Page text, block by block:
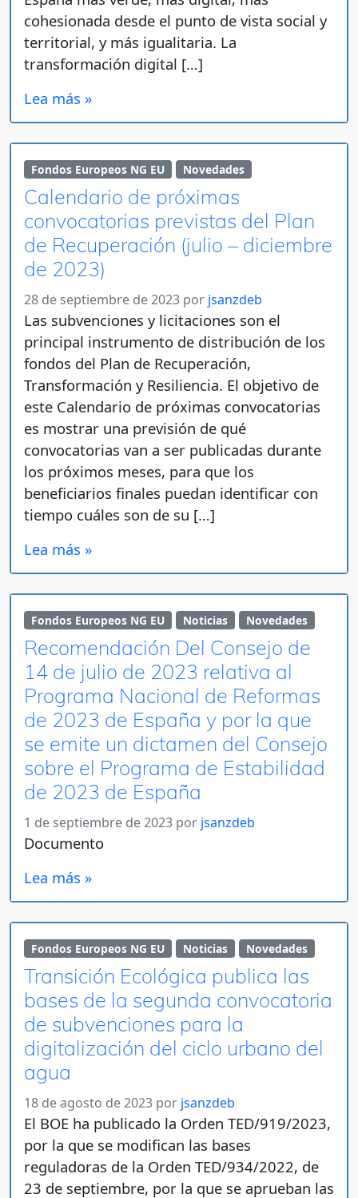
cohesionada desde el punto de vista social y
territorial, y más igualitaria. La
transformación digital […]
Lea más »
Fondos Europeos NG EU Novedades
Calendario de próximas
convocatorias previstas del Plan
de Recuperación (julio – diciembre
de 2023)
28 de septiembre de 2023 por jsanzdeb
Las subvenciones y licitaciones son el
principal instrumento de distribución de los
fondos del Plan de Recuperación,
Transformación y Resiliencia. El objetivo de
este Calendario de próximas convocatorias
es mostrar una previsión de qué
convocatorias van a ser publicadas durante
los próximos meses, para que los
beneficiarios finales puedan identificar con
tiempo cuáles son de su […]
Lea más »
Fondos Europeos NG EU Noticias Novedades
Recomendación Del Consejo de
14 de julio de 2023 relativa al
Programa Nacional de Reformas
de 2023 de España y por la que
se emite un dictamen del Consejo
sobre el Programa de Estabilidad
de 2023 de España
1 de septiembre de 2023 por jsanzdeb
Documento
Lea más »
Fondos Europeos NG EU Noticias Novedades
Transición Ecológica publica las
bases de la segunda convocatoria
de subvenciones para la
digitalización del ciclo urbano del
agua
18 de agosto de 2023 por jsanzdeb
El BOE ha publicado la Orden TED/919/2023,
por la que se modifican las bases
reguladoras de la Orden TED/934/2022, de
23 de septiembre, por la que se aprueban las